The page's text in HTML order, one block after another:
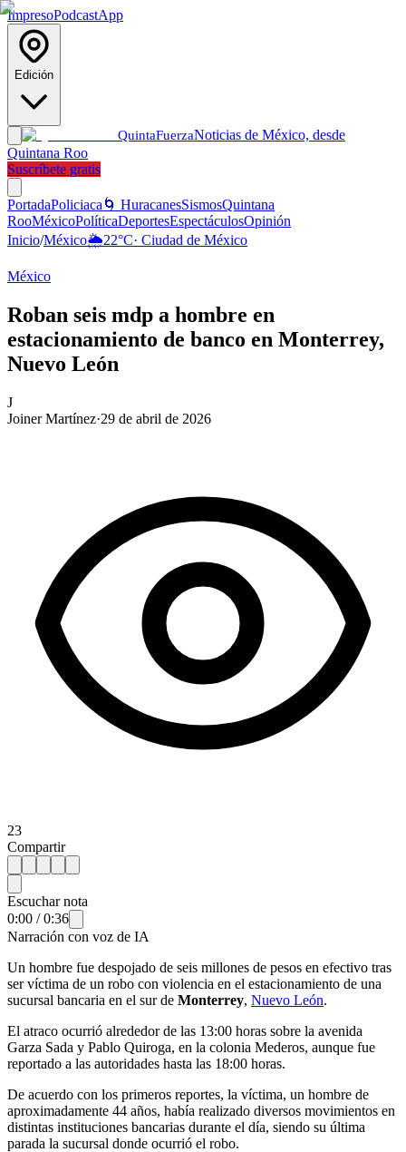
ImpresoPodcastApp
Edición
QuintaFuerzaNoticias de México, desde
Quintana Roo
Suscríbete gratis
PortadaPoliciaca 🌀 HuracanesSismosQuintana
RooMéxicoPolíticaDeportesEspectáculosOpinión
Inicio/México🌦️22°C· Ciudad de México
México
Roban seis mdp a hombre en
estacionamiento de banco en Monterrey,
Nuevo León
J
Joiner Martínez·29 de abril de 2026
23
Compartir
Escuchar nota
0:00 /0:36
Narración con voz de IA
Un hombre fue despojado de seis millones de pesos en efectivo tras
ser víctima de un robo con violencia en el estacionamiento de una
sucursal bancaria en el sur de Monterrey, Nuevo León.
El atraco ocurrió alrededor de las 13:00 horas sobre la avenida
Garza Sada y Pablo Quiroga, en la colonia Mederos, aunque fue
reportado a las autoridades hasta las 18:00 horas.
De acuerdo con los primeros reportes, la víctima, un hombre de
aproximadamente 44 años, había realizado diversos movimientos en
distintas instituciones bancarias durante el día, siendo su última
parada la sucursal donde ocurrió el robo.